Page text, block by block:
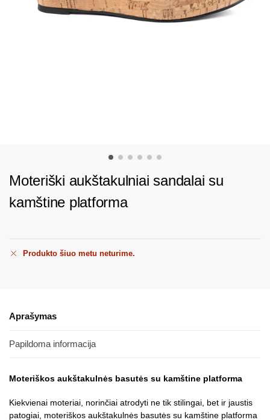
Moteriški aukštakulniai sandalai su
kamštine platforma
Produkto šiuo metu neturime.
Aprašymas
Papildoma informacija
Moteriškos aukštakulnės basutės su kamštine platforma
Kiekvienai moteriai, norinčiai atrodyti ne tik stilingai, bet ir jaustis
patogiai, moteriškos aukštakulnės basutės su kamštine platforma